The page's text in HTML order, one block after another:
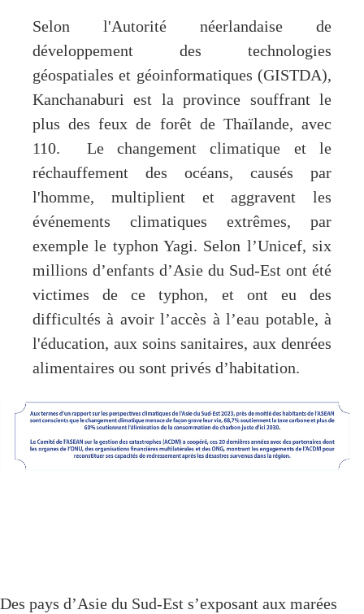
Selon l'Autorité néerlandaise de
développement des technologies
géospatiales et géoinformatiques (GISTDA),
Kanchanaburi est la province souffrant le
plus des feux de forêt de Thaïlande, avec
110. Le changement climatique et le
réchauffement des océans, causés par
l'homme, multiplient et aggravent les
événements climatiques extrêmes, par
exemple le typhon Yagi. Selon l’Unicef, six
millions d’enfants d’Asie du Sud-Est ont été
victimes de ce typhon, et ont eu des
difficultés à avoir l’accès à l’eau potable, à
l'éducation, aux soins sanitaires, aux denrées
alimentaires ou sont privés d’habitation.
Des pays d’Asie du Sud-Est s’exposant aux marées